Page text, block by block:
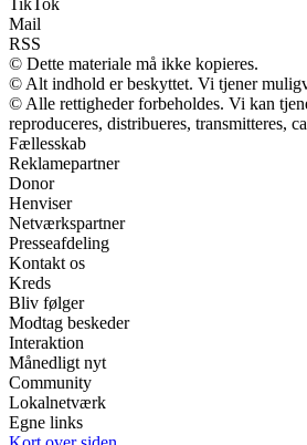
TikTok
Mail
RSS
© Dette materiale må ikke kopieres.
© Alt indhold er beskyttet. Vi tjener
© Alle rettigheder forbeholdes. Vi kan
reproduceres, distribueres, transmitteres,
Fællesskab
Reklamepartner
Donor
Henviser
Netværkspartner
Presseafdeling
Kontakt os
Kreds
Bliv følger
Modtag beskeder
Interaktion
Månedligt nyt
Community
Lokalnetværk
Egne links